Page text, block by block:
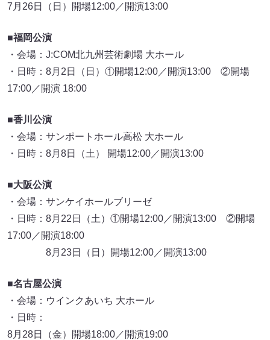
7月26日（日）開場12:00／開演13:00
■福岡公演
・会場：J:COM北九州芸術劇場 大ホール
・日時：8月2日（日）①開場12:00／開演13:00 ②開場
17:00／開演 18:00
■香川公演
・会場：サンポートホール高松 大ホール
・日時：8月8日（土） 開場12:00／開演13:00
■大阪公演
・会場：サンケイホールブリーゼ
・日時：8月22日（土）①開場12:00／開演13:00 ②開場
17:00／開演18:00
8月23日（日）開場12:00／開演13:00
■名古屋公演
・会場：ウインクあいち 大ホール
・日時：
8月28日（金）開場18:00／開演19:00